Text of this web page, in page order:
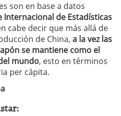
son en base a datos
Internacional de Estadísticas
cabe decir que más allá de
de China, a la vez las
se mantiene como el
mundo, esto en términos
per cápita.